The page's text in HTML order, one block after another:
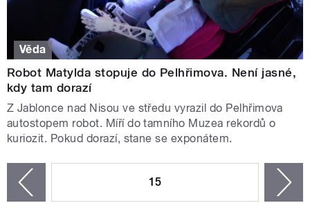
Věda
Robot Matylda stopuje do Pelhřimova. Není jasné,
kdy tam dorazí
Z Jablonce nad Nisou ve středu vyrazil do Pelhřimova
autostopem robot. Míří do tamního Muzea rekordů o
kuriozit. Pokud dorazí, stane se exponátem.
15